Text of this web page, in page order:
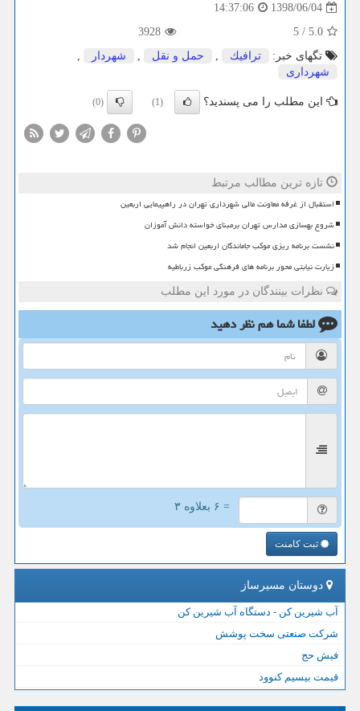
1398/06/04
14:37:06
5.0
/
5
3928
تگهای خبر:
ترافیك , حمل و نقل , شهردار
,
شهرداری
این مطلب را می پسندید؟ (1)
(0)
تازه ترین مطالب مرتبط
استقبال از غرفه معاونت مالی شهرداری تهران در راهپیمایی اربعین
شروع بهسازی مدارس تهران برمبنای خواسته دانش آموزان
نشست برنامه ریزی موکب جاماندگان اربعین انجام شد
زیارت نیابتی محور برنامه های فرهنگی موکب زرباطیه
نظرات بینندگان در مورد این مطلب
لطفا شما همنظر دهید
= ۶ بعلاوه ۳
ثبت کامنت
دوستان مسیرساز
آب شیرین کن - دستگاه آب شیرین کن
شرکت صنعتی سخت پوشش
فیش حج
قیمت بیسیم کنوود